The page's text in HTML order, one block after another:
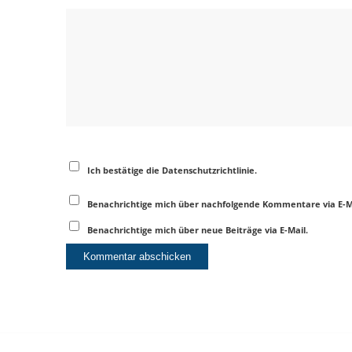
Ich bestätige die Datenschutzrichtlinie.
Benachrichtige mich über nachfolgende Kommentare via E-
Benachrichtige mich über neue Beiträge via E-Mail.